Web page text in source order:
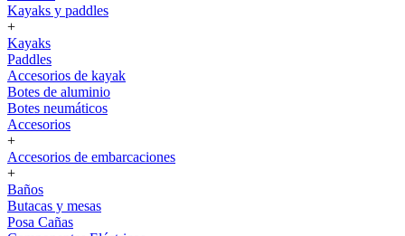
Kayaks y paddles
+
Kayaks
Paddles
Accesorios de kayak
Botes de aluminio
Botes neumáticos
Accesorios
+
Accesorios de embarcaciones
+
Baños
Butacas y mesas
Posa Cañas